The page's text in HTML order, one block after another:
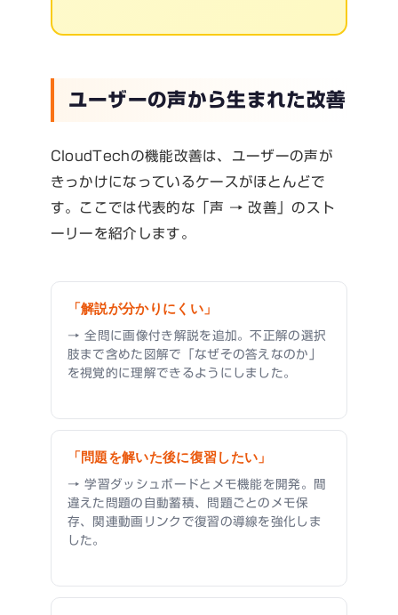
ユーザーの声から生まれた改善
CloudTechの機能改善は、ユーザーの声が
きっかけになっているケースがほとんどで
す。ここでは代表的な「声 → 改善」のスト
ーリーを紹介します。
「解説が分かりにくい」
→ 全問に画像付き解説を追加。不正解の選択
肢まで含めた図解で「なぜその答えなのか」
を視覚的に理解できるようにしました。
「問題を解いた後に復習したい」
→ 学習ダッシュボードとメモ機能を開発。間
違えた問題の自動蓄積、問題ごとのメモ保
存、関連動画リンクで復習の導線を強化しま
した。